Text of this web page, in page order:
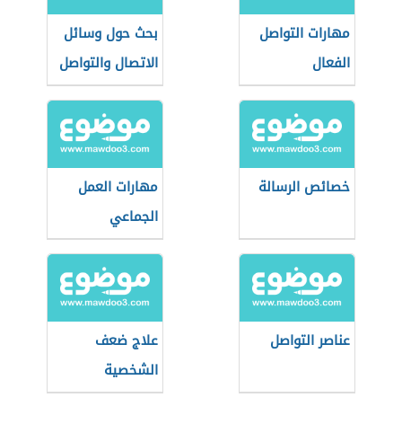
مهارات التواصل
الفعال
بحث حول وسائل
الاتصال والتواصل
خصائص الرسالة
مهارات العمل
الجماعي
عناصر التواصل
علاج ضعف
الشخصية